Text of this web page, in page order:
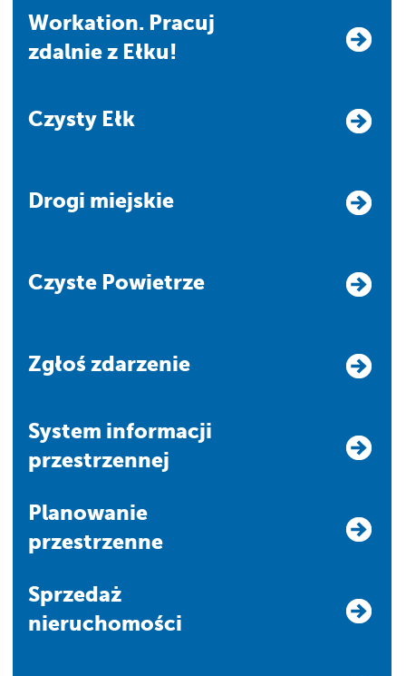
Workation. Pracuj
zdalnie z Ełku!
Czysty Ełk
Drogi miejskie
Czyste Powietrze
Zgłoś zdarzenie
system informacji
przestrzennej
Planowanie
przestrzenne
Sprzedaż
nieruchomości